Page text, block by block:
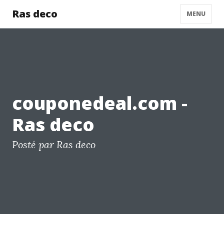
Ras deco MENU
couponedeal.com -
Ras deco
Posté par Ras deco